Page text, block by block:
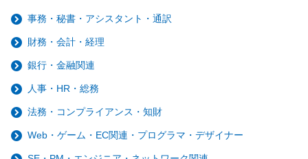
事務・秘書・アシスタント・通訳
財務・会計・経理
銀行・金融関連
人事・HR・総務
法務・コンプライアンス・知財
Web・ゲーム・EC関連・プログラマ・デザイナー